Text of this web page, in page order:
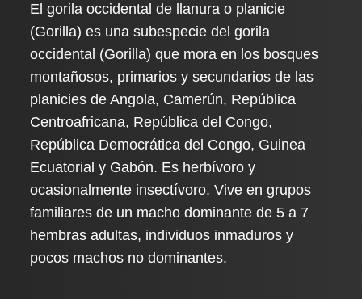
El gorila occidental de llanura o planicie
(Gorilla) es una subespecie del gorila
occidental (Gorilla) que mora en los bosques
montañosos, primarios y secundarios de las
planicies de Angola, Camerún, República
Centroafricana, República del Congo,
República Democrática del Congo, Guinea
Ecuatorial y Gabón. Es herbívoro y
ocasionalmente insectívoro. Vive en grupos
familiares de un macho dominante de 5 a 7
hembras adultas, individuos inmaduros y
pocos machos no dominantes.